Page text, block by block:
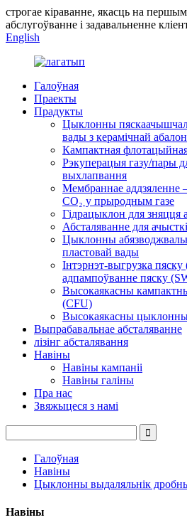
строгае кіраванне, якасць на
абслугоўванне і задавальненне
English
Галоўная
Праекты
Прадукты
Цыклонны
вады з керамічнай
Кампактная
Рэкуперацыя газу/пары
выхлапвання
Мембраннае аддзяленне
CO₂ у прыродным газе
Гідрацыклон для зняцця
Абсталяванне для
Цыклонны
пластовай вады
Інтэрнэт-выгрузка пяску
адпампоўванне пяску
Высокаякасны
(CFU)
Высокаякасны цыклонны
Выпрабавальнае абсталяванне
лізінг абсталявання
Навіны
Навіны кампаніі
Навіны галіны
Пра нас
Звяжыцеся з намі
Галоўная
Навіны
Цыклонны выдаляльнік
Навіны